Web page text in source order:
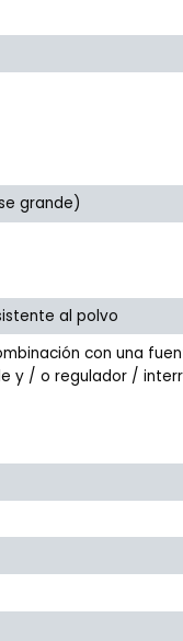
grande)
al polvo
con una
y / o regulador /